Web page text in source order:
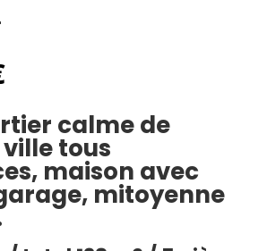
calme de
tous
maison avec
mitoyenne